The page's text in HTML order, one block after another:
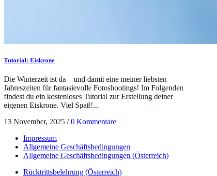
Tutorial: Eiskrone
Die Winterzeit ist da – und damit eine meiner liebsten
Jahreszeiten für fantasievolle Fotoshootings! Im Folgenden
findest du ein kostenloses Tutorial zur Erstellung deiner
eigenen Eiskrone. Viel Spaß!...
13 November, 2025 /0 Kommentare
Impressum
Allgemeine Geschäftsbedingungen
Allgemeine Geschäftsbedingungen (Österreich)
Rücktrittsbelehrung (Österreich)